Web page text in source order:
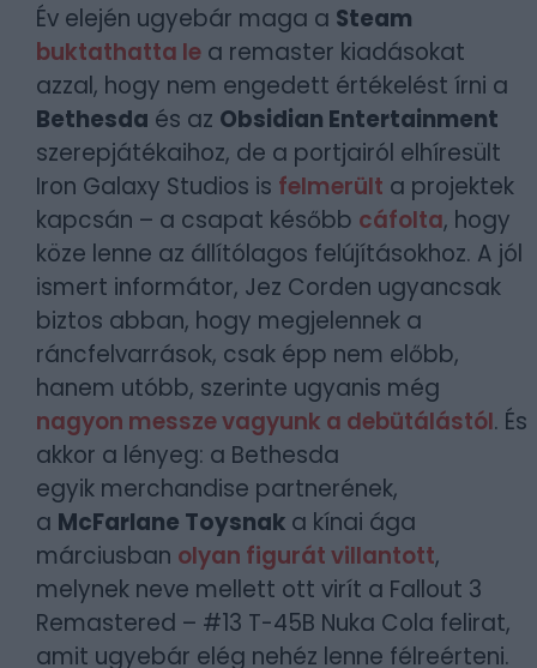
Év elején ugyebár maga a Steam
buktathatta le a remaster kiadásokat
azzal, hogy nem engedett értékelést írni a
Bethesda és az Obsidian Entertainment
szerepjátékaihoz, de a portjairól elhíresült
Iron Galaxy Studios is felmerült a projektek
kapcsán – a csapat később cáfolta, hogy
köze lenne az állítólagos felújításokhoz. A jól
ismert informátor, Jez Corden ugyancsak
biztos abban, hogy megjelennek a
ráncfelvarrások, csak épp nem előbb,
hanem utóbb, szerinte ugyanis még
nagyon messze vagyunk a debütálástól. És
akkor a lényeg: a Bethesda
egyik merchandise partnerének,
a McFarlane Toysnak a kínai ága
márciusban olyan figurát villantott,
melynek neve mellett ott virít a Fallout 3
Remastered – #13 T-45B Nuka Cola felirat,
amit ugyebár elég nehéz lenne félreérteni.